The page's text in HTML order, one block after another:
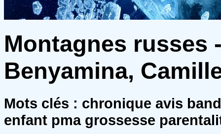
Montagnes russes
Benyamina,
Mots clés : chronique avis
enfant pma grossesse